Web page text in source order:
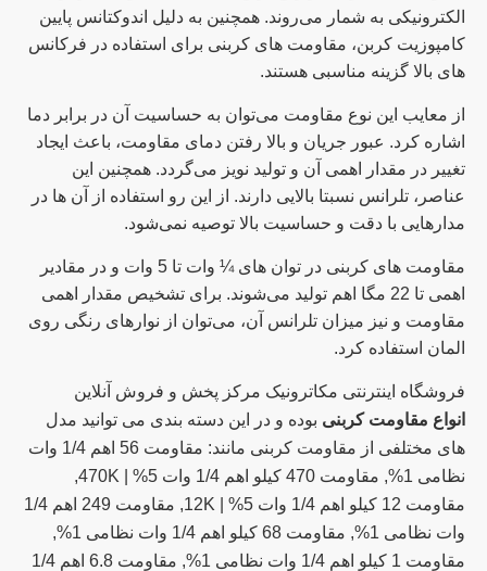
الکترونیکی به شمار می‌روند. همچنین به دلیل اندوکتانس پایین
کامپوزیت کربن، مقاومت های کربنی برای استفاده در فرکانس
های بالا گزینه مناسبی هستند.
از معایب این نوع مقاومت می‌توان به حساسیت آن در برابر دما
اشاره کرد. عبور جریان و بالا رفتن دمای مقاومت، باعث ایجاد
تغییر در مقدار اهمی آن و تولید نویز می‌گردد. همچنین این
عناصر، تلرانس نسبتا بالایی دارند. از این رو استفاده از آن ها در
مدارهایی با دقت و حساسیت بالا توصیه نمی‌شود.
مقاومت های کربنی در توان های¼
وات تا 5 وات و در مقادیر
اهمی تا 22 مگا اهم تولید می‌شوند. برای تشخیص مقدار اهمی
مقاومت و نیز میزان تلرانس آن، می‌توان از نوارهای رنگی روی
المان استفاده کرد.
فروشگاه اینترنتی مکاترونیک مرکز پخش و فروش آنلاین
انواع مقاومت کربنی بوده و در این دسته بندی می توانید مدل
های مختلفی از مقاومت کربنی مانند: مقاومت 56 اهم 1/4 وات
نظامی 1%, مقاومت 470 کیلو اهم 1/4 وات 5% | 470K,
مقاومت 12 کیلو اهم 1/4 وات 5% | 12K, مقاومت 249 اهم 1/4
وات نظامی 1%, مقاومت 68 کیلو اهم 1/4 وات نظامی 1%,
مقاومت 1 کیلو اهم 1/4 وات نظامی 1%, مقاومت 6.8 اهم 1/4